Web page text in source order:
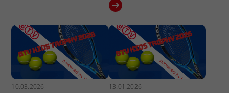
10.03.2026 13.01.2026